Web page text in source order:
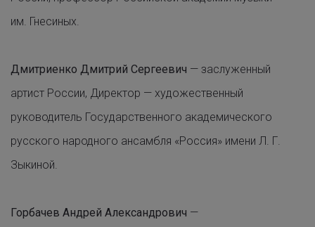
им. Гнесиных.
Дмитриенко Дмитрий Сергеевич — заслуженный
артист России, Директор — художественный
руководитель Государственного академического
русского народного ансамбля «Россия» имени Л. Г.
Зыкиной.
Горбачев Андрей Александрович —